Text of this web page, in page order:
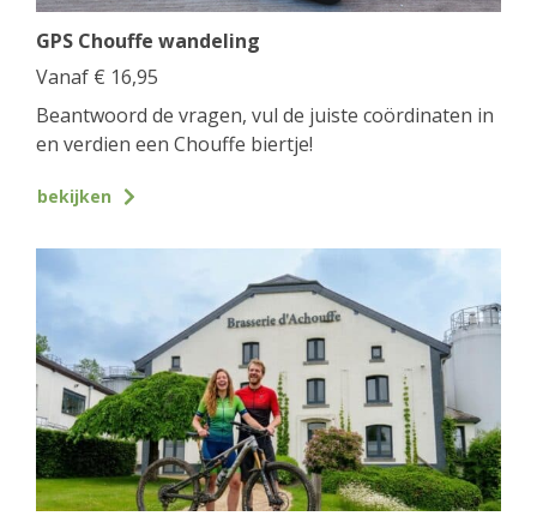
GPS Chouffe wandeling
Vanaf € 16,95
Beantwoord de vragen, vul de juiste coördinaten in
en verdien een Chouffe biertje!
bekijken